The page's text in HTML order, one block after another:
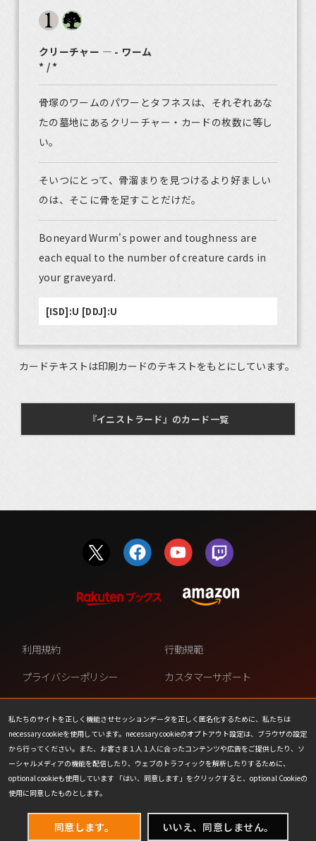
クリーチャー ― - ワーム
* / *
骨塚のワームのパワーとタフネスは、それぞれあな
たの墓地にあるクリーチャー・カードの枚数に等し
い。
そいつにとって、骨溜まりを見つけるより好ましい
のは、そこに骨を足すことだけだ。
Boneyard Wurm's power and toughness are
each equal to the number of creature cards in
your graveyard.
[ISD]:U [DDJ]:U
カードテキストは印刷カードのテキストをもとにしています。
『イニストラード』のカード一覧
私たちのサイトを正しく機能させセッションデータを正しく匿名化するために、私たちは
necessary cookieを使用しています。necessary cookieのオプトアウト設定は、ブラウザの設定
から行ってください。また、お客さま１人１人に合ったコンテンツや広告をご提供したり、ソ
ーシャルメディアの機能を配信したり、ウェブのトラフィックを解析したりするために、
optional cookieも使用しています 「はい、同意します」をクリックすると、optional Cookieの
使用に同意したものとします。
同意します。 いいえ、同意しません。
利用規約
行動規範
プライバシーポリシー
カスタマーサポート
ファンコンテンツ・ポリシー
個人情報の販売や共有を許可し
ない
COOKIE
プレスリリース
会社情報
お問い合わせ